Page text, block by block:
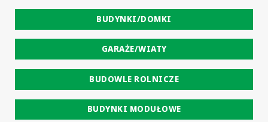
BUDYNKI/DOMKI
GARAŻE/WIATY
BUDOWLE ROLNICZE
BUDYNKI MODUŁOWE